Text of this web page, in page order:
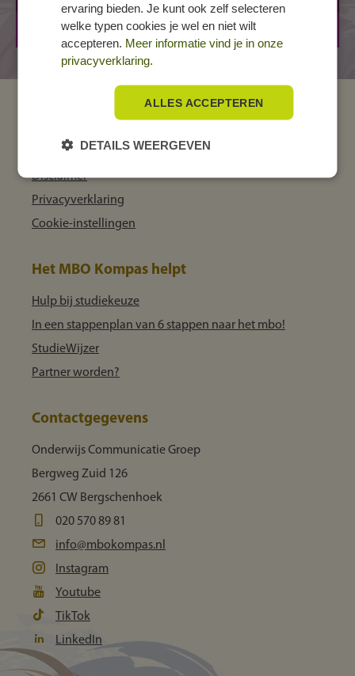
BOL 3 jaar
MBO Kompas
Over ons
Disclaimer
Privacyverklaring
Cookie-instellingen
Het MBO Kompas helpt
Hulp bij studiekeuze
In een stappenplan van 6 stappen naar het mbo!
StudieWijzer
Partner worden?
Contactgegevens
Onderwijs Communicatie Groep
Bergweg Zuid 126
2661 CW Bergschenhoek
020 570 89 81
info@mbokompas.nl
Instagram
Youtube
TikTok
LinkedIn
ervaring bieden. Je kunt ook zelf selecteren
welke typen cookies je wel en niet wilt
accepteren. Meer informatie vind je in onze
privacyverklaring.
ALLES ACCEPTEREN
DETAILS WEERGEVEN